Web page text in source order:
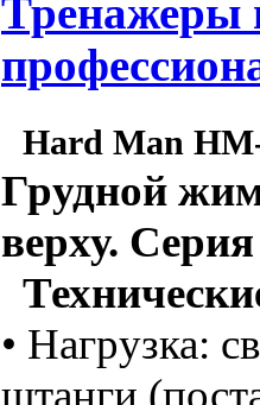
Тренажеры
Hard Man
Грудной
верху.
• Нагрузка:
штанги